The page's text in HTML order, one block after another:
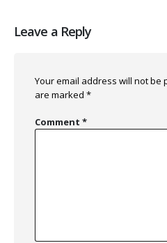
Leave a Reply
Your email address will not be
are marked *
Comment *